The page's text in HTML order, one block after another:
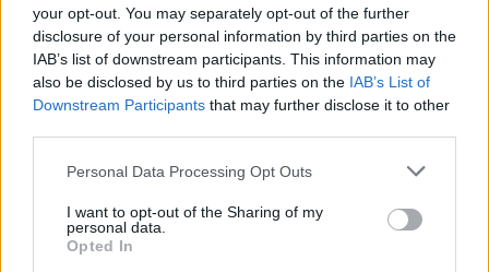
your opt-out. You may separately opt-out of the further
disclosure of your personal information by third parties on the
IAB’s list of downstream participants. This information may
also be disclosed by us to third parties on the IAB’s List of
Downstream Participants that may further disclose it to other
Please note that this website/app uses one or more Google
not limited to your visit or usage behaviour. You may click to
grant or deny consent to Google and its third-party tags to
use your data for below specified purposes in below Google
Personal Data Processing Opt Outs
I want to opt-out of the Sharing of my
personal data.
Opted In
Levente bizakodó maradt a vereség után
A lefújás után mindkét vezetőedző értékelte a látottakat, de